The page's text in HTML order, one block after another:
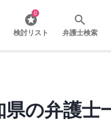
0
検討リスト 弁護士検索
の弁護士